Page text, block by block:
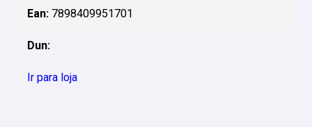
Ean: 7898409951701
Dun:
Ir para loja